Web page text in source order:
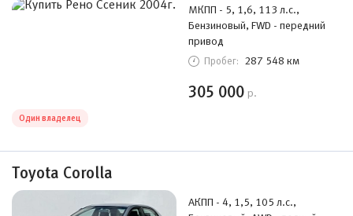
МКПП - 5, 1,6, 113 л.с.,
Бензиновый, FWD - передний
привод
Пробег: 287 548 км
305 000 р.
Один владелец
Toyota Corolla
АКПП - 4, 1,5, 105 л.с.,